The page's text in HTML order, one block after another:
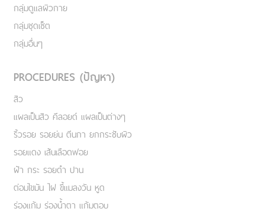
กลุ่มดูแลผิวกาย
กลุ่มชุดเซ็ต
กลุ่มอื่นๆ
PROCEDURES (ปัญหา)
สิว
แผลเป็นสิว คีลอยด์ แผลเป็นต่างๆ
ริ้วรอย รอยย่น ตีนกา ยกกระชับผิว
รอยแดง เส้นเลือดฟอย
ฝ้า กระ รอยดำ ปาน
ต่อมไขมัน ไฝ ขี้แมลงวัน หูด
ร่องแก้ม ร่องน้ำตา แก้มตอบ